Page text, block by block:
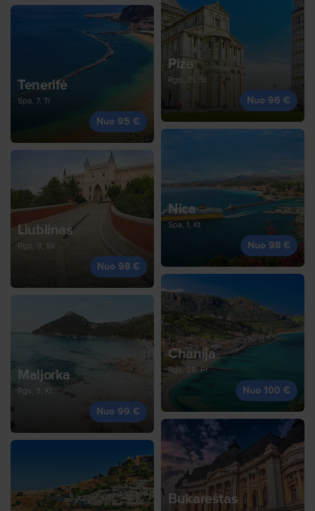
Tenerifė
Spa, 7, Tr
Nuo 95 €
Piza
Rgp, 15, Št
Nuo 96 €
Liublinas
Rgp, 9, Sk
Nuo 98 €
Nica
Spa, 1, Kt
Nuo 98 €
Maljorka
Rgs, 3, Kt
Nuo 99 €
Chanija
Rgs, 28, Pr
Nuo 100 €
Bukareštas